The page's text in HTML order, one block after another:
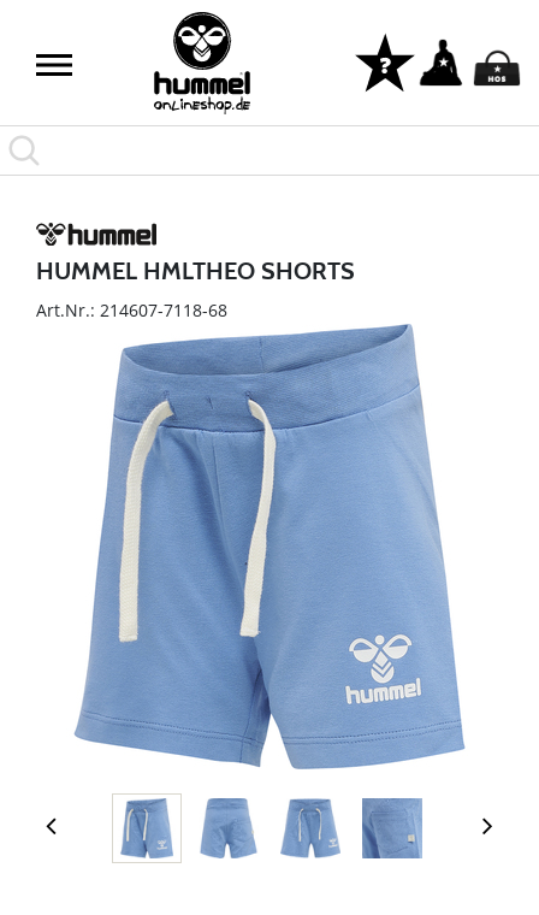
HUMMEL HMLTHEO SHORTS
Art.Nr.: 214607-7118-68